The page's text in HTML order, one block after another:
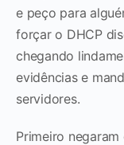
e peço para
forçar o DHCP
chegando
evidências e
servidores.
Primeiro